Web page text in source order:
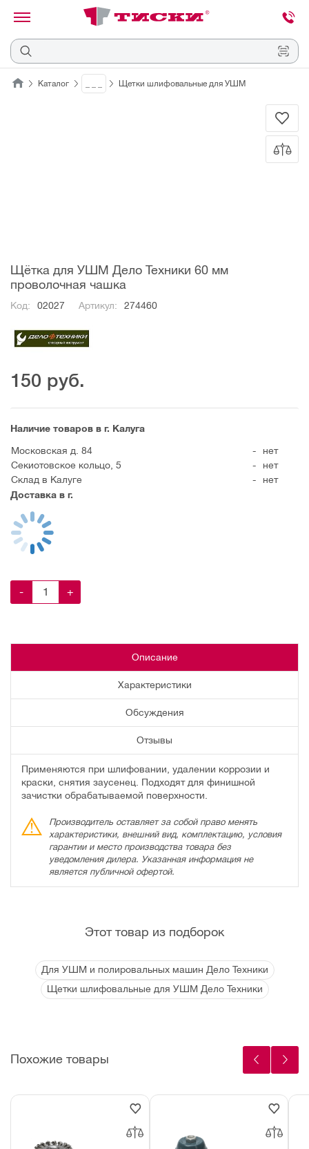
Отмена
Каталог Щетки шлифовальные для УШМ
Щётка для УШМ Дело Техники 60 мм
проволочная чашка
Код: 02027 Артикул: 274460
150 руб.
Наличие товаров в г. Калуга
Московская д. 84
-
нет
Секиотовское кольцо, 5
-
нет
Склад в Калуге
-
нет
Доставка в г.
- +
Описание
Характеристики
Обсуждения
Отзывы
Применяются при шлифовании, удалении коррозии и
краски, снятия заусенец. Подходят для финишной
зачистки обрабатываемой поверхности.
Производитель оставляет за собой право менять
характеристики, внешний вид, комплектацию, условия
гарантии и место производства товара без
уведомления дилера. Указанная информация не
является публичной офертой.
Этот товар из подборок
Для УШМ и полировальных машин Дело Техники
Щетки шлифовальные для УШМ Дело Техники
Похожие товары